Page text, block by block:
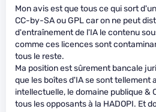
Mon avis est que tous ce qui sort
CC-by-SA ou GPL car on ne peut
d'entraînement de l'IA le contenu
comme ces licences sont
tous le reste.
Ma position est sûrement bancale
que les boîtes d'IA se sont tellement
intellectuelle, le domaine publique &
tous les opposants à la HADOPI. Et